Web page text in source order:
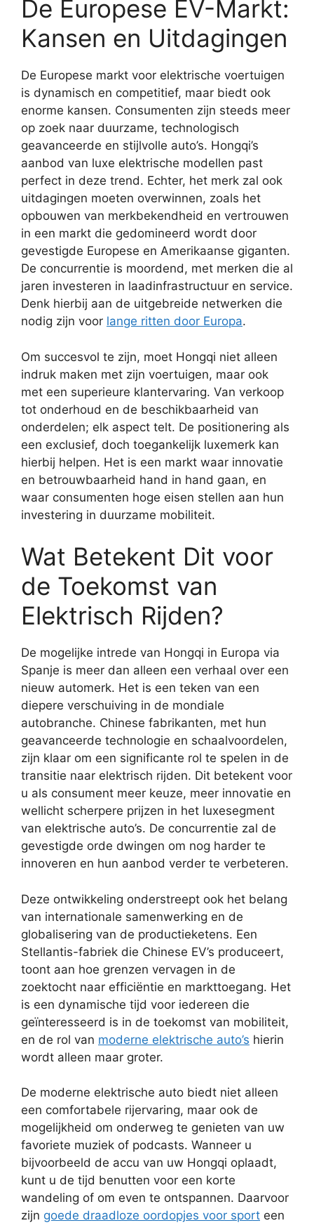
De Europese EV-Markt:
Kansen en Uitdagingen
De Europese markt voor elektrische voertuigen
is dynamisch en competitief, maar biedt ook
enorme kansen. Consumenten zijn steeds meer
op zoek naar duurzame, technologisch
geavanceerde en stijlvolle auto’s. Hongqi’s
aanbod van luxe elektrische modellen past
perfect in deze trend. Echter, het merk zal ook
uitdagingen moeten overwinnen, zoals het
opbouwen van merkbekendheid en vertrouwen
in een markt die gedomineerd wordt door
gevestigde Europese en Amerikaanse giganten.
De concurrentie is moordend, met merken die al
jaren investeren in laadinfrastructuur en service.
Denk hierbij aan de uitgebreide netwerken die
nodig zijn voor lange ritten door Europa.
Om succesvol te zijn, moet Hongqi niet alleen
indruk maken met zijn voertuigen, maar ook
met een superieure klantervaring. Van verkoop
tot onderhoud en de beschikbaarheid van
onderdelen; elk aspect telt. De positionering als
een exclusief, doch toegankelijk luxemerk kan
hierbij helpen. Het is een markt waar innovatie
en betrouwbaarheid hand in hand gaan, en
waar consumenten hoge eisen stellen aan hun
investering in duurzame mobiliteit.
Wat Betekent Dit voor
de Toekomst van
Elektrisch Rijden?
De mogelijke intrede van Hongqi in Europa via
Spanje is meer dan alleen een verhaal over een
nieuw automerk. Het is een teken van een
diepere verschuiving in de mondiale
autobranche. Chinese fabrikanten, met hun
geavanceerde technologie en schaalvoordelen,
zijn klaar om een significante rol te spelen in de
transitie naar elektrisch rijden. Dit betekent voor
u als consument meer keuze, meer innovatie en
wellicht scherpere prijzen in het luxesegment
van elektrische auto’s. De concurrentie zal de
gevestigde orde dwingen om nog harder te
innoveren en hun aanbod verder te verbeteren.
Deze ontwikkeling onderstreept ook het belang
van internationale samenwerking en de
globalisering van de productieketens. Een
Stellantis-fabriek die Chinese EV’s produceert,
toont aan hoe grenzen vervagen in de
zoektocht naar efficiëntie en markttoegang. Het
is een dynamische tijd voor iedereen die
geïnteresseerd is in de toekomst van mobiliteit,
en de rol van moderne elektrische auto’s hierin
wordt alleen maar groter.
De moderne elektrische auto biedt niet alleen
een comfortabele rijervaring, maar ook de
mogelijkheid om onderweg te genieten van uw
favoriete muziek of podcasts. Wanneer u
bijvoorbeeld de accu van uw Hongqi oplaadt,
kunt u de tijd benutten voor een korte
wandeling of om even te ontspannen. Daarvoor
zijn goede draadloze oordopjes voor sport een